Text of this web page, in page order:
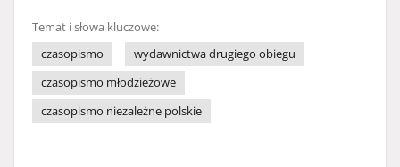
Temat i słowa kluczowe:
czasopismo
wydawnictwa drugiego obiegu
czasopismo młodzieżowe
czasopismo niezależne polskie